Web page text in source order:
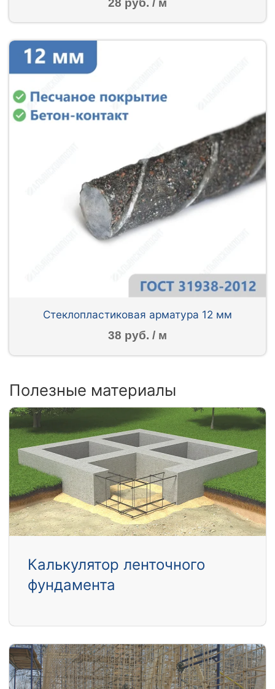
28 руб. / м
Стеклопластиковая арматура 12 мм
38 руб. / м
Полезные материалы
Калькулятор ленточного
фундамента